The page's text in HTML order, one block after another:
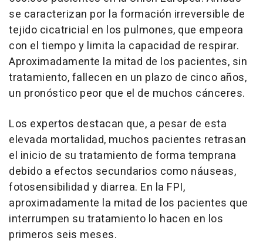
se caracterizan por la formación irreversible de
tejido cicatricial en los pulmones, que empeora
con el tiempo y limita la capacidad de respirar.
Aproximadamente la mitad de los pacientes, sin
tratamiento, fallecen en un plazo de cinco años,
un pronóstico peor que el de muchos cánceres.
Los expertos destacan que, a pesar de esta
elevada mortalidad, muchos pacientes retrasan
el inicio de su tratamiento de forma temprana
debido a efectos secundarios como náuseas,
fotosensibilidad y diarrea. En la FPI,
aproximadamente la mitad de los pacientes que
interrumpen su tratamiento lo hacen en los
primeros seis meses.